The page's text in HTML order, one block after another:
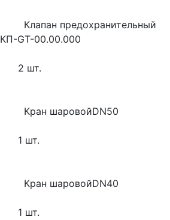
КП-GT-00.00.000
      2 шт.
        Кран шаровойDN50
      1 шт.
        Кран шаровойDN40
      1 шт.